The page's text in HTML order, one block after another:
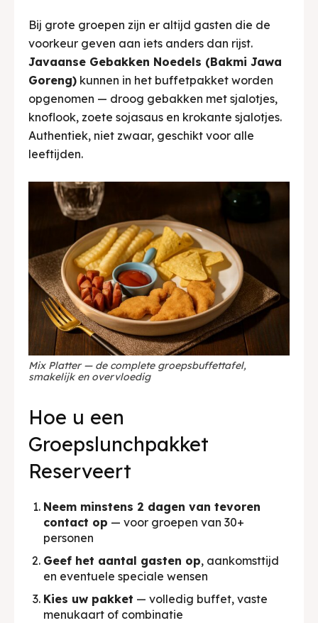
Bij grote groepen zijn er altijd gasten die de
voorkeur geven aan iets anders dan rijst.
Javaanse Gebakken Noedels (Bakmi Jawa
Goreng) kunnen in het buffetpakket worden
opgenomen — droog gebakken met sjalotjes,
knoflook, zoete sojasaus en krokante sjalotjes.
Authentiek, niet zwaar, geschikt voor alle
leeftijden.
Mix Platter — de complete groepsbuffettafel,
smakelijk en overvloedig
Hoe u een
Groepslunchpakket
Reserveert
Neem minstens 2 dagen van tevoren
contact op — voor groepen van 30+
personen
Geef het aantal gasten op, aankomsttijd
en eventuele speciale wensen
Kies uw pakket — volledig buffet, vaste
menukaart of combinatie